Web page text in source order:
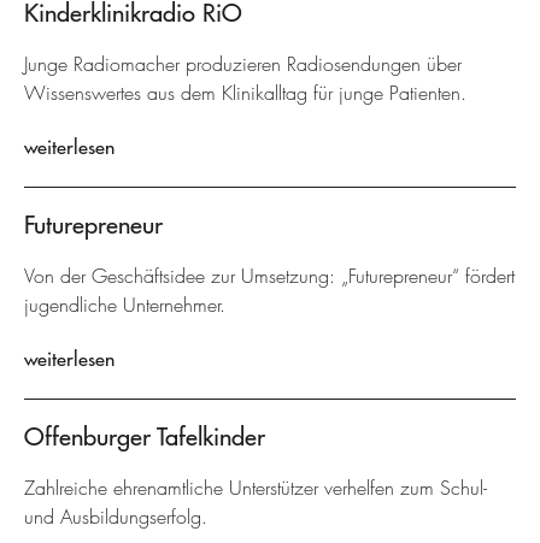
Kinderklinikradio RiO
Junge Radiomacher produzieren Radiosendungen über
Wissenswertes aus dem Klinikalltag für junge Patienten.
weiterlesen
Futurepreneur
Von der Geschäftsidee zur Umsetzung: „Futurepreneur“ fördert
jugendliche Unternehmer.
weiterlesen
Offenburger Tafelkinder
Zahlreiche ehrenamtliche Unterstützer verhelfen zum Schul-
und Ausbildungserfolg.